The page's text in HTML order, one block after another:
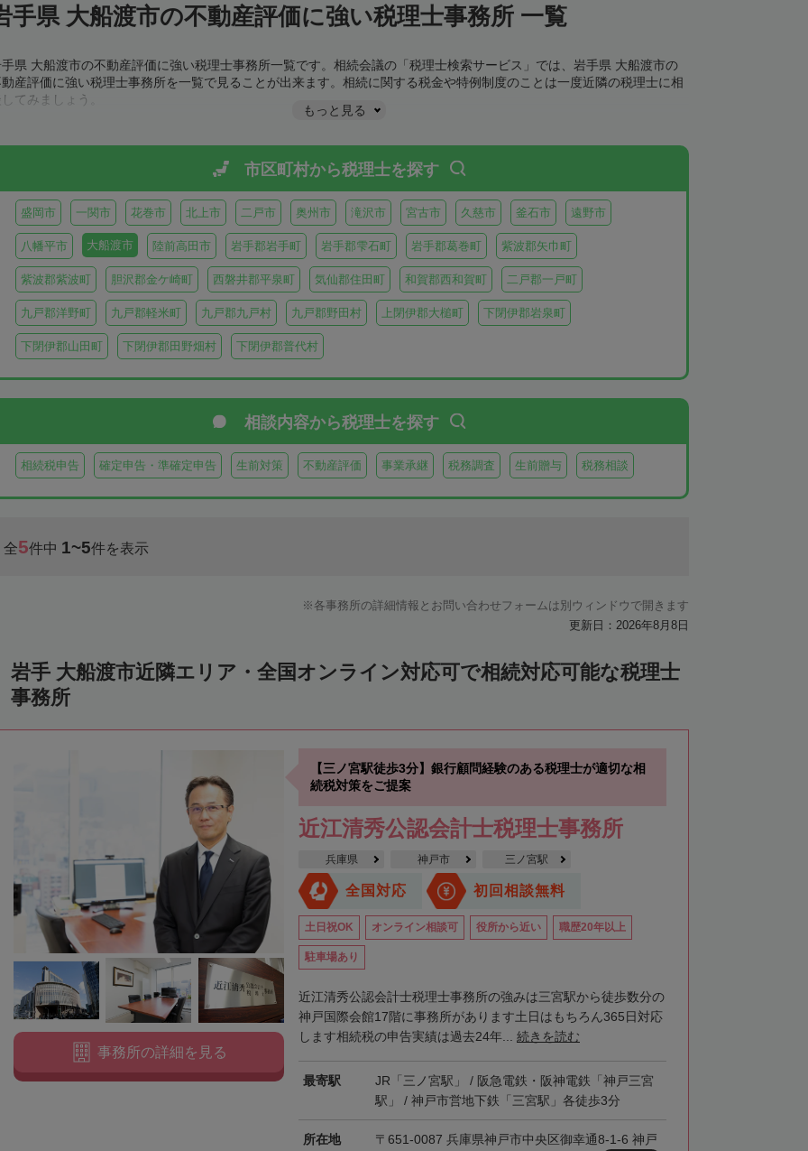
手県 大船渡市の不動産評価に強い税理士事務所 一覧
県 大船渡市の不動産評価に強い税理士事務所一覧です。相続会議の「税理士検索サービス」では、岩手県 大船渡市の
産評価に強い税理士事務所を一覧で見ることが出来ます。相続に関する税金や特例制度のことは一度近隣の税理士に相
てみましょう。
もっと見る
市区町村から税理士を探す
盛岡市 一関市 花巻市 北上市 二戸市 奥州市 滝沢市 宮古市 久慈市 釜石市 遠野市
八幡平市 大船渡市 陸前高田市 岩手郡岩手町 岩手郡雫石町 岩手郡葛巻町 紫波郡矢巾町
紫波郡紫波町 胆沢郡金ケ崎町 西磐井郡平泉町 気仙郡住田町 和賀郡西和賀町 二戸郡一戸町
九戸郡洋野町 九戸郡軽米町 九戸郡九戸村 九戸郡野田村 上閉伊郡大槌町 下閉伊郡岩泉町
下閉伊郡山田町 下閉伊郡田野畑村 下閉伊郡普代村
相談内容から税理士を探す
相続税申告 確定申告・準確定申告 生前対策 不動産評価 事業承継 税務調査 生前贈与 税務相談
全5件中 1~5件を表示
各事務所の詳細情報とお問い合わせフォームは別ウィンドウで開きます
更新日：2026年8月8日
岩手 大船渡市近隣エリア・全国オンライン対応可で相続対応可能な税理士
事務所
【三ノ宮駅徒歩3分】銀行顧問経験のある税理士が適切な相
続税対策をご提案
近江清秀公認会計士税理士事務所
兵庫県 神戸市 三ノ宮駅
全国対応 初回相談無料
土日祝OK オンライン相談可 役所から近い 職歴20年以上
駐車場あり
近江清秀公認会計士税理士事務所の強みは三宮駅から徒歩数分の
神戸国際会館17階に事務所があります土日はもちろん365日対応
します相続税の申告実績は過去24年... 続きを読む
最寄駅
JR「三ノ宮駅」 / 阪急電鉄・阪神電鉄「神戸三宮
駅」 / 神戸市営地下鉄「三宮駅」各徒歩3分
所在地
〒651-0087 兵庫県神戸市中央区御幸通8-1-6 神戸
事務所の詳細を見る